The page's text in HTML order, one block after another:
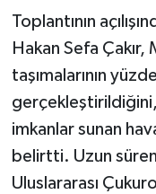
Toplantının
Hakan Sefa
taşımalarının
imkanlar sunan
belirtti. Uzun
Uluslararası